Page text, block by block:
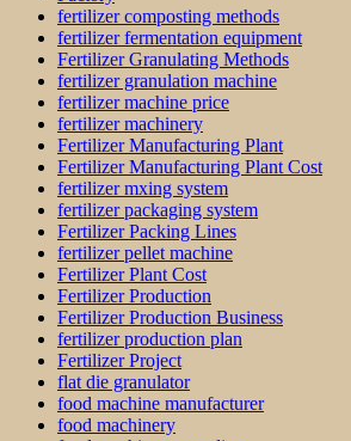
fertilizer composting methods
fertilizer fermentation equipment
Fertilizer Granulating Methods
fertilizer granulation machine
fertilizer machine price
fertilizer machinery
Fertilizer Manufacturing Plant
Fertilizer Manufacturing Plant Cost
fertilizer mxing system
fertilizer packaging system
Fertilizer Packing Lines
fertilizer pellet machine
Fertilizer Plant Cost
Fertilizer Production
Fertilizer Production Business
fertilizer production plan
Fertilizer Project
flat die granulator
food machine manufacturer
food machinery